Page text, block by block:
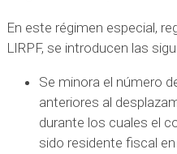
En este régimen especial,
LIRPF, se introducen las
Se minora el número
anteriores al
durante los cuales el
sido residente fiscal